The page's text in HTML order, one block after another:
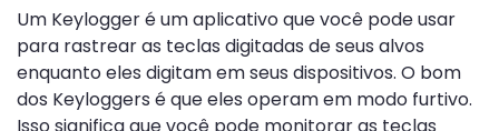
Um Keylogger é um aplicativo que você pode usar
para rastrear as teclas digitadas de seus alvos
enquanto eles digitam em seus dispositivos. O bom
dos Keyloggers é que eles operam em modo furtivo.